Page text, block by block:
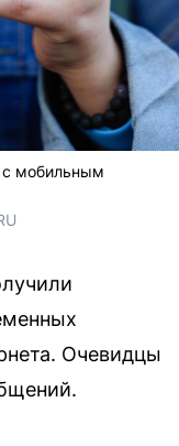
мобильным
Очевидцы